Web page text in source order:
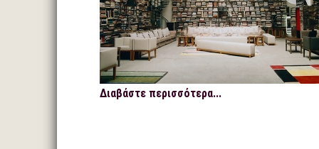
Διαβάστε περισσότερα...